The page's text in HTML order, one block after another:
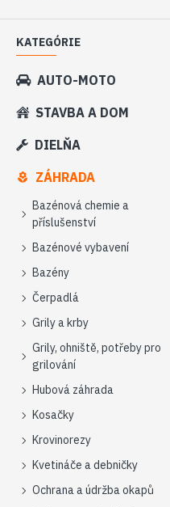
KATEGÓRIE
AUTO-MOTO
STAVBA A DOM
DIELŇA
ZÁHRADA
Bazénová chemie a
příslušenství
Bazénové vybavení
Bazény
Čerpadlá
Grily a krby
Grily, ohniště, potřeby pro
grilování
Hubová záhrada
Kosačky
Krovinorezy
Kvetináče a debničky
Ochrana a údržba okapů